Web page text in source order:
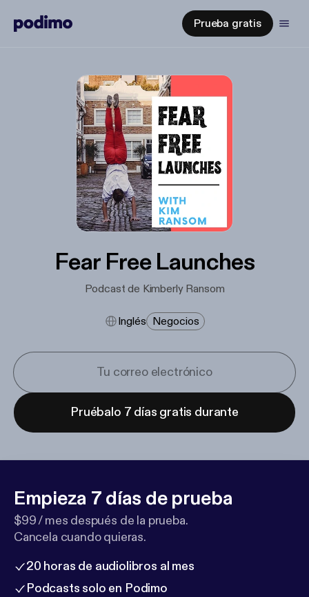
Prueba gratis
Fear Free Launches
Podcast de Kimberly Ransom
Inglés Negocios
Pruébalo 7 días gratis durante
Empieza 7 días de prueba
$99 / mes después de la prueba.
Cancela cuando quieras.
20 horas de audiolibros al mes
Podcasts solo en Podimo